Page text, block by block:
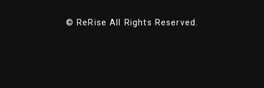
© ReRise All Rights Reserved.